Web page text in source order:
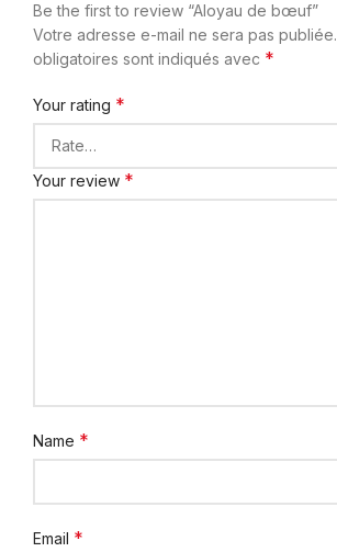
Be the first to review “Aloyau de bœuf”
Votre adresse e-mail ne sera pas publiée.
obligatoires sont indiqués avec *
Your rating *
Your review *
Name *
Email *